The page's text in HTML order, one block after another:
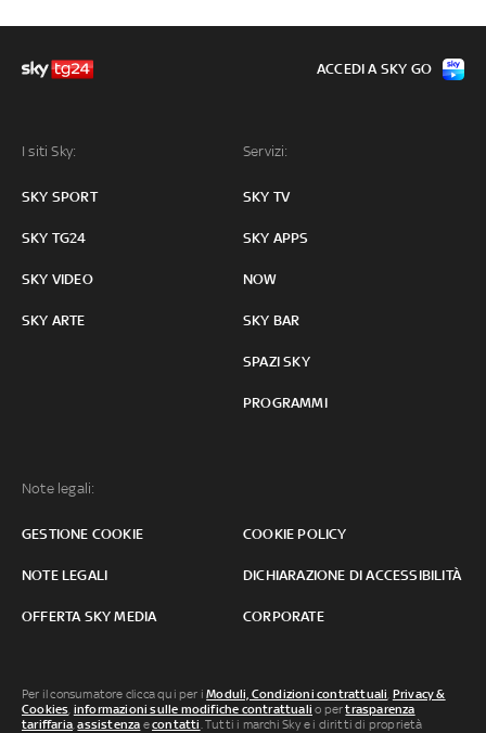
I siti Sky:
SKY SPORT
SKY TG24
SKY VIDEO
SKY ARTE
Servizi:
SKY TV
SKY APPS
NOW
SKY BAR
SPAZI SKY
PROGRAMMI
Note legali:
GESTIONE COOKIE COOKIE POLICY
NOTE LEGALI DICHIARAZIONE DI ACCESSIBILITÀ
OFFERTA SKY MEDIA CORPORATE
ACCEDI A SKY GO
Per il consumatore clicca qui per iModuli, Condizioni contrattuali, Privacy &
Cookies, informazioni sulle modifiche contrattuali o pertrasparenza
tariffaria,assistenza econtatti. Tutti i marchi Sky e i diritti di proprietà